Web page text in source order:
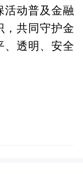
活动普及金融
，共同守护金
、透明、安全